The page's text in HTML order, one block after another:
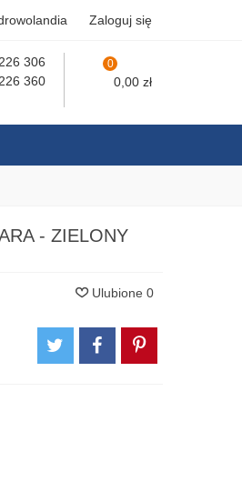
Zaloguj się
306
360
0
0,00 zł
- ZIELONY
Ulubione 0